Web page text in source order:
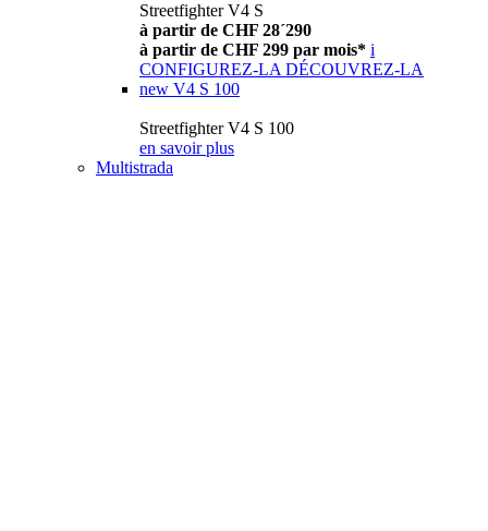
Streetfighter V4 S
à partir de CHF 28´290
à partir de CHF 299 par mois* i
CONFIGUREZ-LA DÉCOUVREZ-LA
new V4 S 100
Streetfighter V4 S 100
en savoir plus
Multistrada